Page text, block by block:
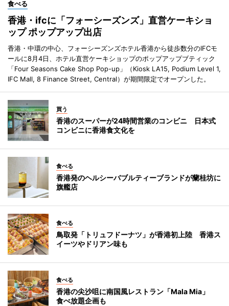
食べる
香港・ifcに「フォーシーズンズ」直営ケーキショ
ップ ポップアップ出店
香港・中環の中心、フォーシーズンズホテル香港から徒歩数分のIFCモ
ールに8月4日、ホテル直営ケーキショップのポップアップブティック
「Four Seasons Cake Shop Pop-up」（Kiosk LA15, Podium Level 1,
IFC Mall, 8 Finance Street, Central）が期間限定でオープンした。
買う
香港のスーパーが24時間営業のコンビニ 日本式
コンビニに香港食文化を
食べる
香港発のヘルシーバブルティーブランドが蘭桂坊に
旗艦店
食べる
鳥取発「トリュフドーナツ」が香港初上陸 香港ス
イーツやドリアン味も
食べる
香港の尖沙咀に南国風レストラン「Mala Mia」
食べ放題企画も